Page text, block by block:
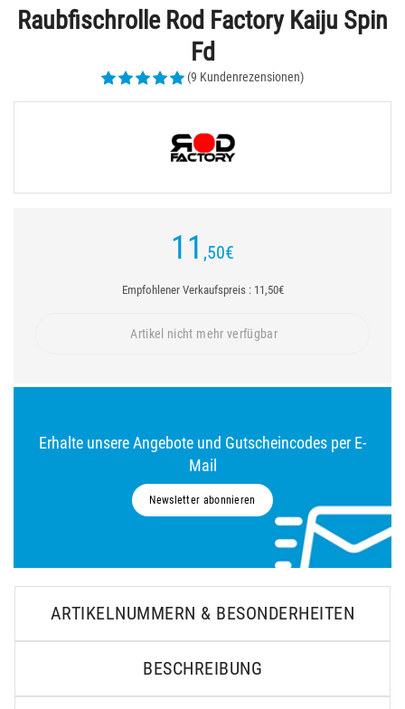
Raubfischrolle Rod Factory Kaiju Spin
Fd
(9 Kundenrezensionen)
11 ,50€
Empfohlener Verkaufspreis : 11,50€
Artikel nicht mehr verfügbar
Erhalte unsere Angebote und Gutscheincodes per E-
Mail
Newsletter abonnieren
ARTIKELNUMMERN & BESONDERHEITEN
BESCHREIBUNG